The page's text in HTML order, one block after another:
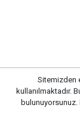
İÇİN
Kırıkkale’de
Sitemizden
kullanılmaktadır.